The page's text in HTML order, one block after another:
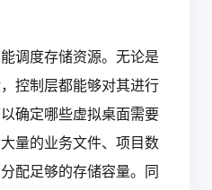
调度存储资源。无论是
控制层都能够对其进行
确定哪些虚拟桌面需要
量的业务文件、项目数
配足够的存储容量。同